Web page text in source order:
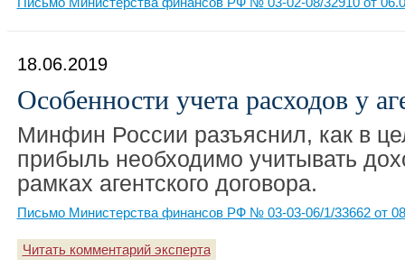
18.06.2019
Особенности учета расходов у
Минфин России разъяснил, как в
прибыль необходимо учитывать
рамках агентского договора.
Письмо Министерства финансов РФ № 03-03-06/1/33662 от
Читать комментарий эксперта